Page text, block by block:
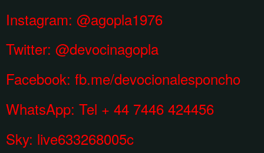
Instagram: @agopla1976
Twitter: @devocinagopla
Facebook: fb.me/devocionalesponcho
WhatsApp: Tel + 44 7446 424456
Sky: live633268005c